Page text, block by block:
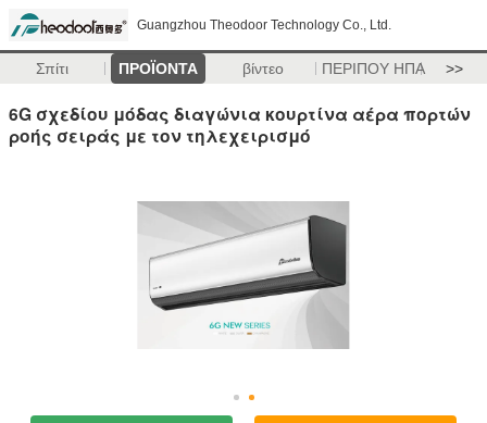
Guangzhou Theodoor Technology Co., Ltd.
Σπίτι ΠΡΟΪΟΝΤΑ βίντεο ΠΕΡΙΠΟΥ ΗΠΑ >>
6G σχεδίου μόδας διαγώνια κουρτίνα αέρα πορτών
ροής σειράς με τον τηλεχειρισμό